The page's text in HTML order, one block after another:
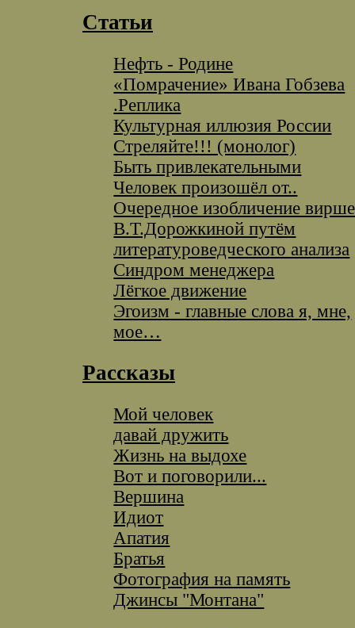
Статьи
Нефть - Родине
«Помрачение» Ивана Гобзева
.Реплика
Культурная иллюзия России
Стреляйте!!! (монолог)
Быть привлекательными
Человек произошёл от..
Очередное изобличение
В.Т.Дорожкиной путём
литературоведческого анализа
Синдром менеджера
Лёгкое движение
Эгоизм - главные слова я, мне,
мое…
Рассказы
Мой человек
давай дружить
Жизнь на выдохе
Вот и поговорили...
Вершина
Идиот
Апатия
Братья
Фотография на память
Джинсы "Монтана"